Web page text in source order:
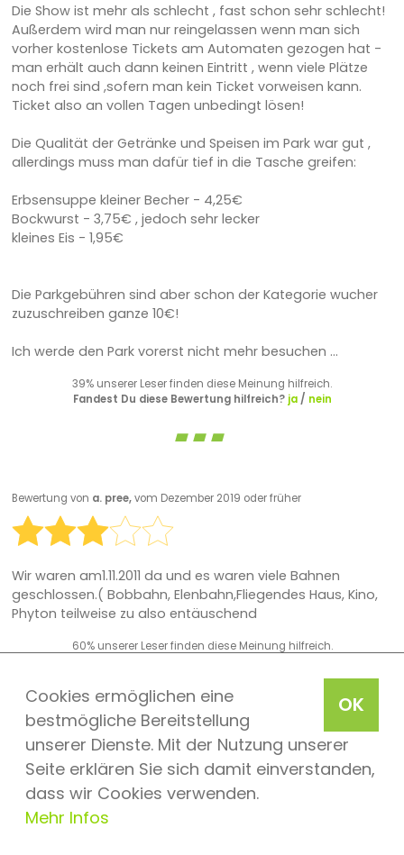
OK
Cookies ermöglichen eine
bestmögliche Bereitstellung
unserer Dienste. Mit der Nutzung unserer
Seite erklären Sie sich damit einverstanden,
dass wir Cookies verwenden.
Mehr Infos
Die Show ist mehr als schlecht , fast schon sehr schlecht!
Außerdem wird man nur reingelassen wenn man sich
vorher kostenlose Tickets am Automaten gezogen hat -
man erhält auch dann keinen Eintritt , wenn viele Plätze
noch frei sind ,sofern man kein Ticket vorweisen kann.
Ticket also an vollen Tagen unbedingt lösen!
Die Qualität der Getränke und Speisen im Park war gut ,
allerdings muss man dafür tief in die Tasche greifen:
Erbsensuppe kleiner Becher - 4,25€
Bockwurst - 3,75€ , jedoch sehr lecker
kleines Eis - 1,95€
Die Parkgebühren sind aber schon der Kategorie wucher
zuzuschreiben ganze 10€!
Ich werde den Park vorerst nicht mehr besuchen ...
39% unserer Leser finden diese Meinung hilfreich.
Fandest Du diese Bewertung hilfreich? ja/ nein
Bewertung von a. pree,vom Dezember 2019 oder früher
Wir waren am1.11.2011 da und es waren viele Bahnen
geschlossen.( Bobbahn, Elenbahn,Fliegendes Haus, Kino,
Phyton teilweise zu also entäuschend
60% unserer Leser finden diese Meinung hilfreich.
|2|3| 4|5|6| 7 |8| 9|>